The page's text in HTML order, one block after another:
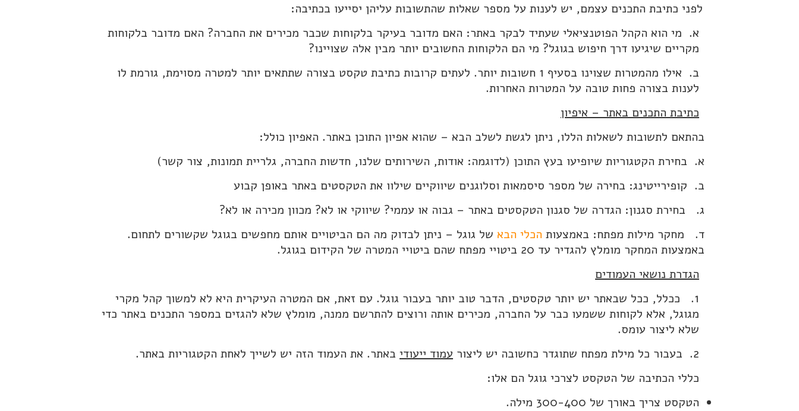
לפני כתיבת התכנים עצמם, יש לענות על מספר שאלות שהתשובות עליהן יסייעו בכתיבה:
א. מי הוא הקהל הפוטנציאלי שעתיד לבקר באתר: האם מדובר בעיקר בלקוחות שכבר מכירים את החברה? האם מדובר בלקוחות
מקריים שיגיעו דרך חיפוש בגוגל? מי הם הלקוחות החשובים יותר מבין אלה שצויינו?
ב. אילו מהמטרות שצוינו בסעיף 1 חשובות יותר. לעתים קרובות כתיבת טקסט בצורה שתתאים יותר למטרה מסוימת, גורמת לו
לענות בצורה פחות טובה על המטרות האחרות.
כתיבת התכנים באתר – איפיון
בהתאם לתשובות לשאלות הללו, ניתן לגשת לשלב הבא – שהוא אפיון התוכן באתר. האפיון כולל:
א. בחירת הקטגוריות שיופיעו בעץ התוכן (לדוגמה: אודות, השירותים שלנו, חדשות החברה, גלריית תמונות, צור קשר)
ב. קופירייטינג: בחירה של מספר סיסמאות וסלוגנים שיווקיים שילוו את הטקסטים באתר באופן קבוע
ג. בחירת סגנון: הגדרה של סגנון הטקסטים באתר – גבוה או עממי? שיווקי או לא? מכוון מכירה או לא?
ד. מחקר מילות מפתח: באמצעות הכלי הבא של גוגל – ניתן לבדוק מה הם הביטויים אותם מחפשים בגוגל שקשורים לתחום.
באמצעות המחקר מומלץ להגדיר עד 20 ביטויי מפתח שהם ביטויי המטרה של הקידום בגוגל.
הגדרת נושאי העמודים
1. ככלל, ככל שבאתר יש יותר טקסטים, הדבר טוב יותר בעבור גוגל. עם זאת, אם המטרה העיקרית היא לא למשוך קהל מקרי
מגוגל, אלא לקוחות ששמעו כבר על החברה, מכירים אותה ורוצים להתרשם ממנה, מומלץ שלא להגזים במספר התכנים באתר כדי
שלא ליצור עומס.
2. בעבור כל מילת מפתח שתוגדר כחשובה יש ליצור
עמוד ייעודיבאתר. את העמוד הזה יש לשייך לאחת הקטגוריות באתר.
כללי הכתיבה של הטקסט לצרכי גוגל הם אלו:
הטקסט צריך באורך של 300-400 מילה.